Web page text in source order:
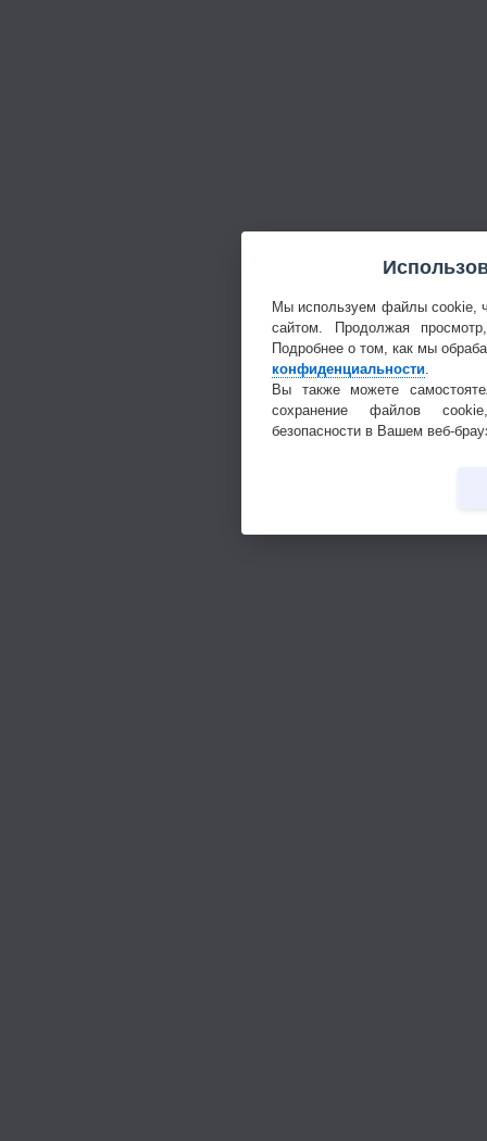
Мы используем файлы cookie,
сайтом. Продолжая
Подробнее о том, как мы
конфиденциальности
Вы также можете
сохранение файлов
безопасности в Вашем веб-